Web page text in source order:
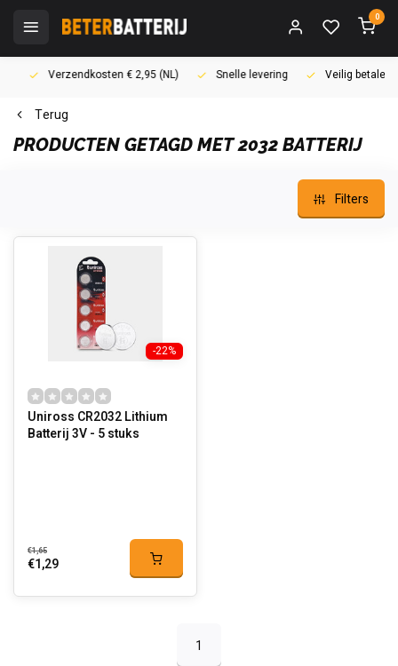
0
Verzendkosten € 2,95 (NL) Snelle levering Veilig betalen
Terug
PRODUCTEN GETAGD MET 2032 BATTERIJ
Filters
-22%
Uniross CR2032 Lithium
Batterij 3V - 5 stuks
€1,65
€1,29
1